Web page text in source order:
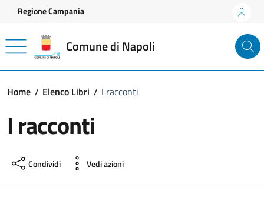
Vai ai contenuti
Vai al footer
Regione Campania
Comune di Napoli
Home Elenco Libri I racconti
I racconti
Condividi Vedi azioni